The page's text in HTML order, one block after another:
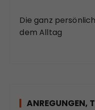
Die ganz
dem Alltag
ANREGUNGEN,